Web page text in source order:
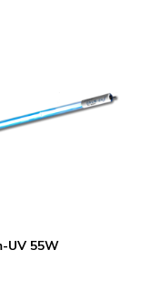
UV 55W